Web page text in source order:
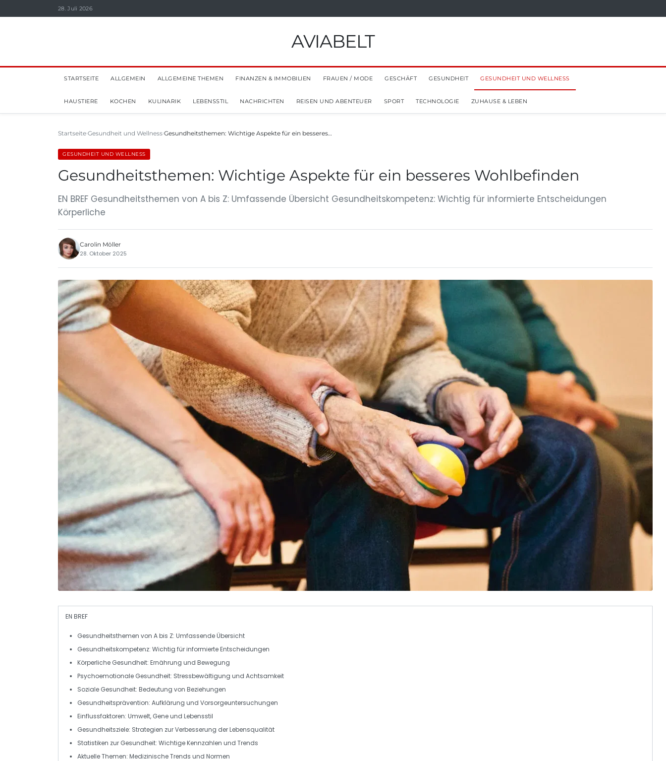
28. Juli 2026
AVIABELT
STARTSEITE ALLGEMEIN ALLGEMEINE THEMEN FINANZEN & IMMOBILIEN FRAUEN / MODE GESCHÄFT GESUNDHEIT GESUNDHEIT UND WELLNESS
HAUSTIERE KOCHEN KULINARIK LEBENSSTIL NACHRICHTEN REISEN UND ABENTEUER SPORT TECHNOLOGIE ZUHAUSE & LEBEN
Startseite Gesundheit und Wellness Gesundheitsthemen: Wichtige Aspekte für ein besseres…
GESUNDHEIT UND WELLNESS
Gesundheitsthemen: Wichtige Aspekte für ein besseres Wohlbefinden
EN BREF Gesundheitsthemen von A bis Z: Umfassende Übersicht Gesundheitskompetenz: Wichtig für informierte Entscheidungen
Körperliche
Carolin Möller
28. Oktober 2025
EN BREF
Gesundheitsthemen von A bis Z: Umfassende Übersicht
Gesundheitskompetenz: Wichtig für informierte Entscheidungen
Körperliche Gesundheit: Ernährung und Bewegung
Psychoemotionale Gesundheit: Stressbewältigung und Achtsamkeit
Soziale Gesundheit: Bedeutung von Beziehungen
Gesundheitsprävention: Aufklärung und Vorsorgeuntersuchungen
Einflussfaktoren: Umwelt, Gene und Lebensstil
Gesundheitsziele: Strategien zur Verbesserung der Lebensqualität
Statistiken zur Gesundheit: Wichtige Kennzahlen und Trends
Aktuelle Themen: Medizinische Trends und Normen